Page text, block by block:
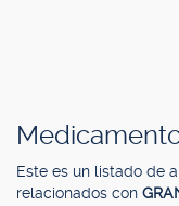
Este es un listado de
relacionados con